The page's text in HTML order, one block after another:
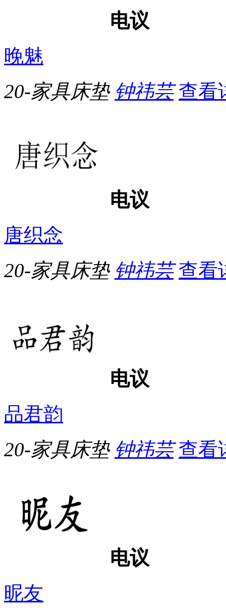
电议
晚魅
20-家具床垫 钟祎芸 查看
电议
唐织念
20-家具床垫 钟祎芸 查看
电议
品君韵
20-家具床垫 钟祎芸 查看
电议
昵友